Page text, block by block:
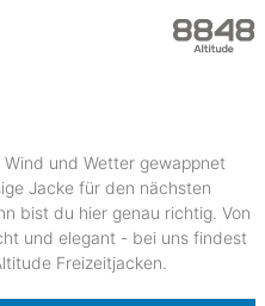
und Wetter gewappnet
Jacke für den nächsten
bist du hier genau richtig. Von
und elegant - bei uns findest
Freizeitjacken.